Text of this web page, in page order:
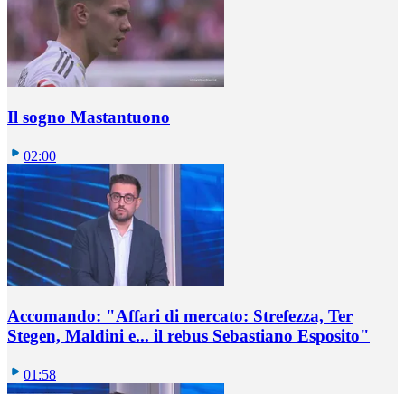
Il sogno Mastantuono
02:00
Accomando: "Affari di mercato: Strefezza, Ter
Stegen, Maldini e... il rebus Sebastiano Esposito"
01:58